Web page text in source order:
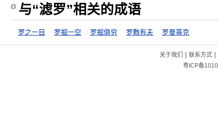
与“滤罗”相关的成语
罗之一目 罗掘一空 罗掘俱穷 罗敷有夫 罗曼蒂克
关于我们 | 联系方式|
粤ICP备